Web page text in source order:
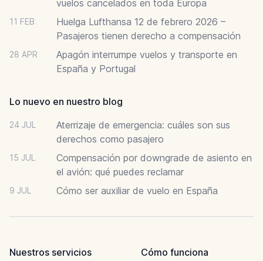
vuelos cancelados en toda Europa
11 FEB
Huelga Lufthansa 12 de febrero 2026 –
Pasajeros tienen derecho a compensación
28 APR
Apagón interrumpe vuelos y transporte en
España y Portugal
Lo nuevo en nuestro blog
24 JUL
Aterrizaje de emergencia: cuáles son sus
derechos como pasajero
15 JUL
Compensación por downgrade de asiento en
el avión: qué puedes reclamar
9 JUL Cómo ser auxiliar de vuelo en España
Nuestros servicios
Cómo funciona